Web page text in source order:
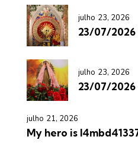
julho 23, 2026
23/07/2026
julho 23, 2026
23/07/2026
julho 21, 2026
My hero is